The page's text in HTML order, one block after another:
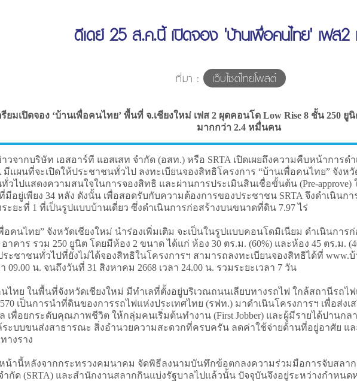
ดีเดย์ 25 ส.ค.นี้ เปิดจอง 'บ้านเพื่อคนไทย' เฟส2
ที่มา : เว็บไซต์ไทยโพสต์
ตรียมเปิดจอง ‘บ้านเพื่อคนไทย’ พื้นที่ จ.เชียงใหม่ เฟส 2 ผุดคอนโด Low Rise 8 ชั้น
มากกว่า 2.4 หมื่นคน
าวจากบริษัท เอสอาร์ที แอสเสท จำกัด (อสท.) หรือ SRTA เปิดเผยถึงความคืบหน้าการ
มีแผนที่จะเปิดให้ประชาชนทั่วไป ลงทะเบียนจองสิทธิโครงการ “บ้านเพื่อคนไทย” จังห
วไปแสดงความสนใจในการจองสิทธิ และผ่านการประเมินสินเชื่อขั้นต้น (Pre-approve)
อยู่เพียง 34 หลัง ดังนั้น เพื่อสอดรับกับความต้องการของประชาชน SRTA จึงดำเนินก
ะยะที่ 1 ที่เป็นรูปแบบบ้านเดี่ยว ซึ่งดำเนินการก่อสร้างบนขนาดที่ดิน 7.97 ไร่
คนไทย” จังหวัดเชียงใหม่ นำร่องเพิ่มเติม จะเป็นในรูปแบบคอนโดมิเนียม ดำเนินกา
อาคาร รวม 250 ยูนิต โดยมีห้อง 2 ขนาด ได้แก่ ห้อง 30 ตร.ม. (60%) และห้อง 45 ตร.ม.
ชาชนทั่วไปที่ยังไม่ได้จองสิทธิในโครงการฯ สามารถลงทะเบียนจองสิทธิได้ที่ www.บ้า
09.00 น. จนถึงวันที่ 31 สิงหาคม 2668 เวลา 24.00 น. รวมระยะเวลา 7 วัน
ทย ในพื้นที่จังหวัดเชียงใหม่ มีทำเลที่ตั้งอยู่บริเวณถนนเลียบทางรถไฟ ใกล้สถานีรถไฟ
เป็นการนำที่ดินของการรถไฟแห่งประเทศไทย (รฟท.) มาดำเนินโครงการฯ เพื่อ
เพื่อยกระดับคุณภาพชีวิต ให้กลุ่มคนเริ่มต้นทำงาน (First Jobber) และผู้มีรายได้ปานก
ระบบขนส่งสาธารณะ สิ่งอำนวยความสะดวกที่ครบครัน ลดค่าใช้จ่ายด้านที่อยู่อาศัย แล
างราง
น้านี้หลังจากกระทรวงคมนาคม จัดพิธีลงนามบันทึกข้อตกลงความร่วมมือการจับสลาก
ำกัด (SRTA) และสำนักงานสลากกินแบ่งรัฐบาลไปแล้วนั้น ปัจจุบันจึงอยู่ระหว่างกำห